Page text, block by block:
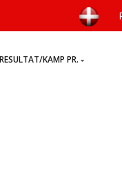
RESULTAT/KAMP PR.